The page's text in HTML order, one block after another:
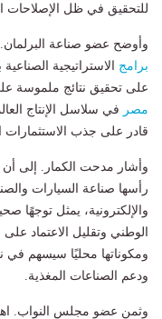
للتحقيق في ظل الإصلاحات
وأوضح عضو صناعة
برامج الاستراتيجية
على تحقيق نتائج ملموسة
مصر في سلاسل الإنتاج
قادر على جذب الاستثمارات
وأشار مدحت الكمار. إلى أن
رأسها صناعة السيارات
والإلكترونية، يمثل توجهًا
الوطني وتقليل الاعتماد
ومكوناتها محليًا سيسهم
ودعم الصناعات المغذية.
وثمن عضو مجلس النواب.